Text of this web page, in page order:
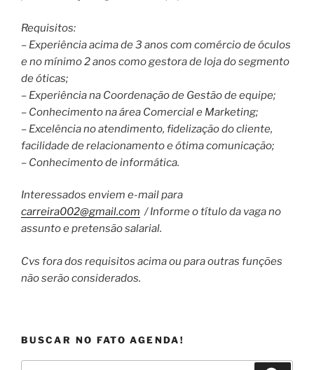
Requisitos:
– Experiência acima de 3 anos com comércio de óculos
e no mínimo 2 anos como gestora de loja do segmento
de óticas;
– Experiência na Coordenação de Gestão de equipe;
– Conhecimento na área Comercial e Marketing;
– Excelência no atendimento, fidelização do cliente,
facilidade de relacionamento e ótima comunicação;
– Conhecimento de informática.
Interessados enviem e-mail para
carreira002@gmail.com / Informe o título da vaga no
assunto e pretensão salarial.
Cvs fora dos requisitos acima ou para outras funções
não serão considerados.
BUSCAR NO FATO AGENDA!